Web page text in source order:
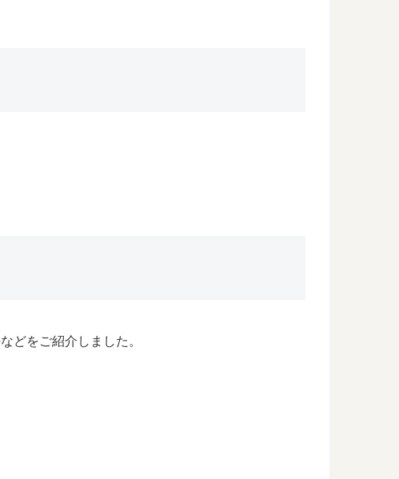
どをご紹介しました。